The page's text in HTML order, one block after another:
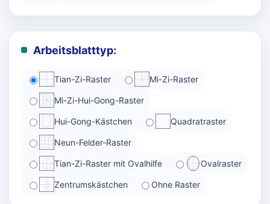
Arbeitsblatttyp:
Tian-Zi-Raster Mi-Zi-Raster
Mi-Zi-Hui-Gong-Raster
Hui-Gong-Kästchen Quadratraster
Neun-Felder-Raster
Tian-Zi-Raster mit Ovalhilfe Ovalraster
Zentrumskästchen Ohne Raster